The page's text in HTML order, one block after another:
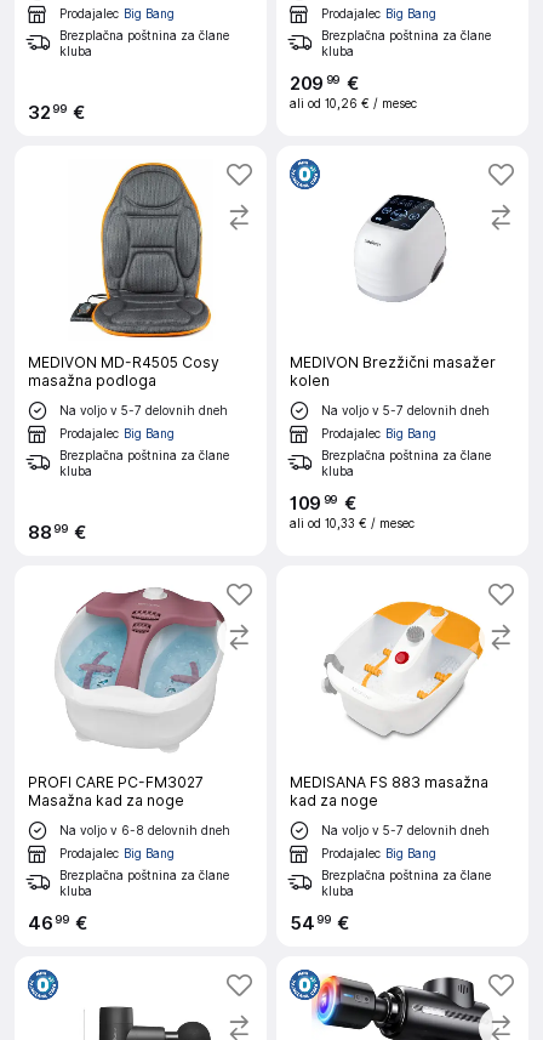
Prodajalec Big Bang
Brezplačna poštnina za člane
kluba
3299 €
Prodajalec Big Bang
Brezplačna poštnina za člane
kluba
209 99 €
ali od 10,26 € / mesec
MEDIVON MD-R4505 Cosy
masažna podloga
Na voljo v 5-7 delovnih dneh
Prodajalec Big Bang
Brezplačna poštnina za člane
kluba
8899 €
MEDIVON Brezžični masažer
kolen
Na voljo v 5-7 delovnih dneh
Prodajalec Big Bang
Brezplačna poštnina za člane
kluba
109 99 €
ali od 10,33 € / mesec
PROFI CARE PC-FM3027
Masažna kad za noge
Na voljo v 6-8 delovnih dneh
Prodajalec Big Bang
Brezplačna poštnina za člane
kluba
4699 €
MEDISANA FS 883 masažna
kad za noge
Na voljo v 5-7 delovnih dneh
Prodajalec Big Bang
Brezplačna poštnina za člane
kluba
5499 €